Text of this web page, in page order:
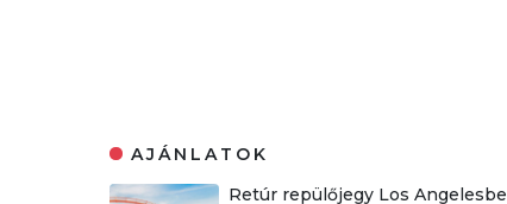
AJÁNLATOK
Retúr repülőjegy Los Angelesbe